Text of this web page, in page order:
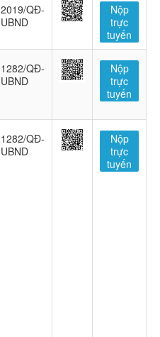
2019/QĐ-
UBND
Nộp
trực
tuyến
1282/QĐ-
UBND
Nộp
trực
tuyến
1282/QĐ-
UBND
Nộp
trực
tuyến